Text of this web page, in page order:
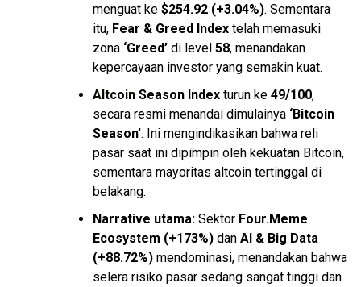
menguat ke $254.92 (+3.04%). Sementara
itu, Fear & Greed Index telah memasuki
zona ‘Greed’ di level 58, menandakan
kepercayaan investor yang semakin kuat.
Altcoin Season Index turun ke 49/100,
secara resmi menandai dimulainya ‘Bitcoin
Season’. Ini mengindikasikan bahwa reli
pasar saat ini dipimpin oleh kekuatan Bitcoin,
sementara mayoritas altcoin tertinggal di
belakang.
Narrative utama: Sektor Four.Meme
Ecosystem (+173%) dan AI & Big Data
(+88.72%) mendominasi, menandakan bahwa
selera risiko pasar sedang sangat tinggi dan